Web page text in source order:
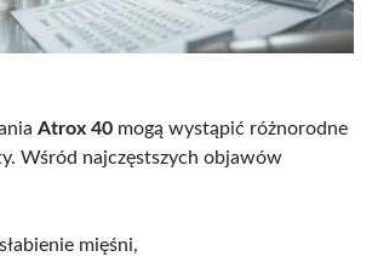
Atrox 40 mogą wystąpić różnorodne
Wśród najczęstszych objawów
mięśni,